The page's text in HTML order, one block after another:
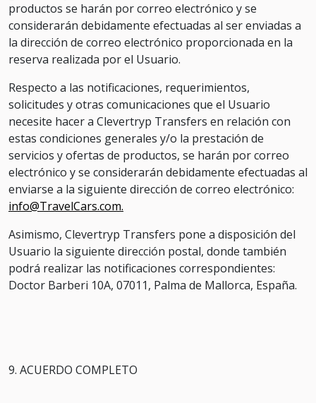
productos se harán por correo electrónico y se
considerarán debidamente efectuadas al ser enviadas a
la dirección de correo electrónico proporcionada en la
reserva realizada por el Usuario.
Respecto a las notificaciones, requerimientos,
solicitudes y otras comunicaciones que el Usuario
necesite hacer a Clevertryp Transfers en relación con
estas condiciones generales y/o la prestación de
servicios y ofertas de productos, se harán por correo
electrónico y se considerarán debidamente efectuadas al
enviarse a la siguiente dirección de correo electrónico:
info@TravelCars.com.
Asimismo, Clevertryp Transfers pone a disposición del
Usuario la siguiente dirección postal, donde también
podrá realizar las notificaciones correspondientes:
Doctor Barberi 10A, 07011, Palma de Mallorca, España.
9. ACUERDO COMPLETO